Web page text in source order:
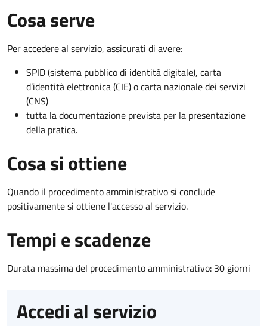
Cosa serve
Per accedere al servizio, assicurati di avere:
SPID (sistema pubblico di identità digitale), carta
d’identità elettronica (CIE) o carta nazionale dei servizi
(CNS)
tutta la documentazione prevista per la presentazione
della pratica.
Cosa si ottiene
Quando il procedimento amministrativo si conclude
positivamente si ottiene l'accesso al servizio.
Tempi e scadenze
Durata massima del procedimento amministrativo: 30 giorni
Accedi al servizio